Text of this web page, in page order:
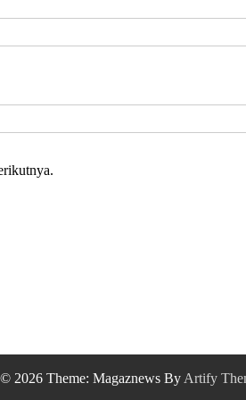
2026 Theme: Magaznews By Artify